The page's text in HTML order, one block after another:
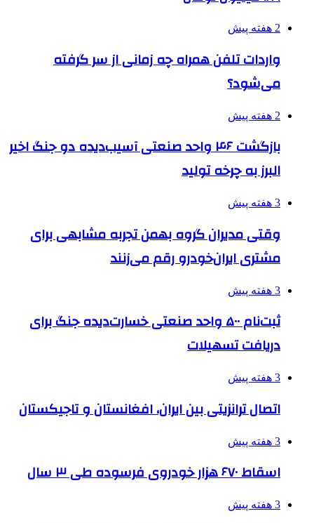
2 هفته پیش
واردات تلفن همراه چه زمانی از سر گرفته
می‌شود؟
2 هفته پیش
بازگشت ۴۶ واحد صنعتی آسیب‌دیده دو جنگ اخیر
البرز به چرخه تولید
3 هفته پیش
وقتی مدیران گروه بهمن تجربه مشابهی برای
مشتری ایران‌خودرو رقم می‌زنند
3 هفته پیش
ثبت‌نام ۵۰۰ واحد صنعتی خسارت‌دیده جنگ برای
دریافت تسهیلات
3 هفته پیش
اتصال ترانزیتی بین ایران، افغانستان و تاجیکستان
3 هفته پیش
اسقاط ۶۷۰ هزار خودروی فرسوده طی ۳ سال
3 هفته پیش